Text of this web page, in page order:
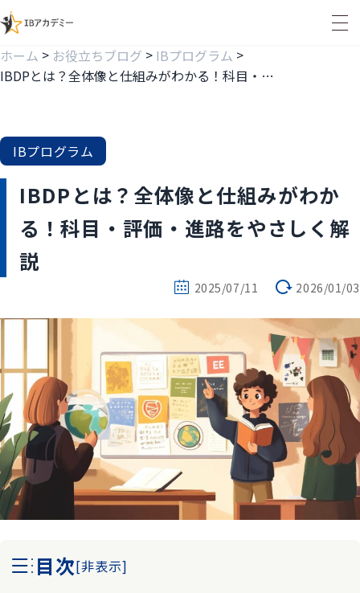
ホーム > お役立ちブログ > IBプログラム >
IBDPとは？全体像と仕組みがわかる！科目・評価・進路をやさしく解説
IBプログラム
IBDPとは？全体像と仕組みがわか
る！科目・評価・進路をやさしく解
説
2025/07/11 2026/01/03
目次[非表示]